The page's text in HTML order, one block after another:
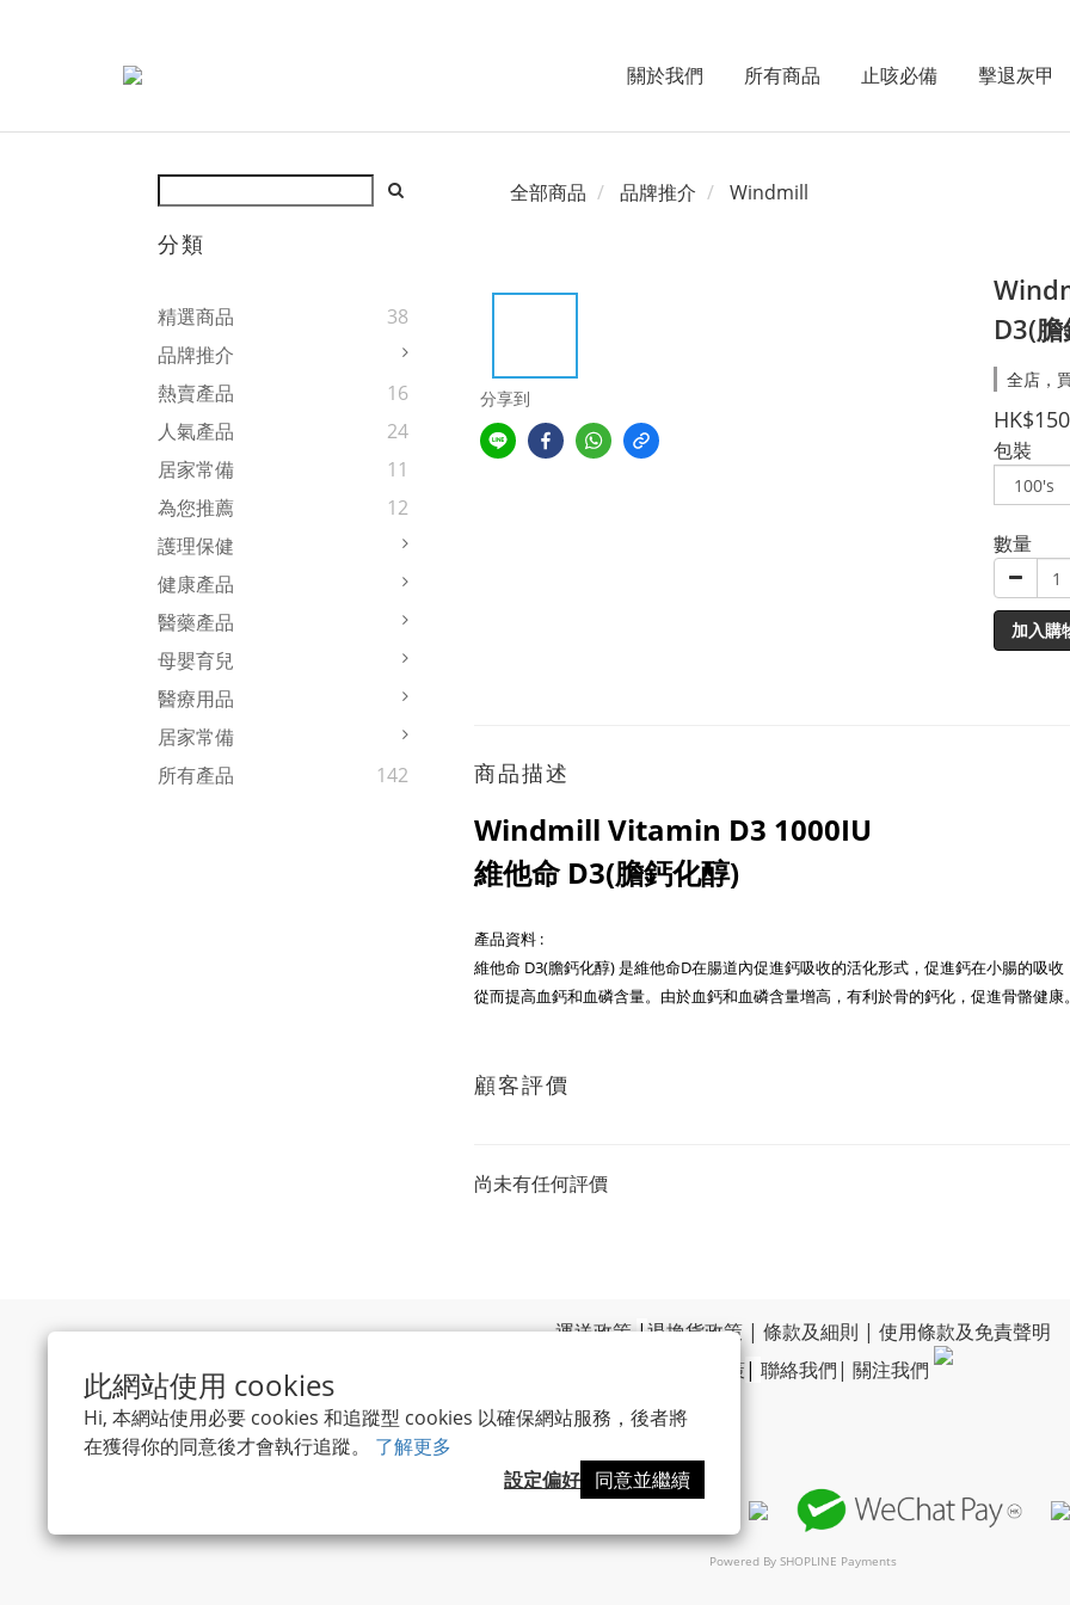
此網站使用 cookies
Hi, 本網站使用必要 cookies 和追蹤型 cookies 以確保網站服務，後者將
在獲得你的同意後才會執行追蹤。 了解更多
設定偏好 同意並繼續
關於我們 所有商品 止咳必備 擊退灰甲
分類
精選商品
38
品牌推介
熱賣產品
16
人氣產品
24
居家常備
11
為您推薦
12
護理保健
健康產品
醫藥產品
母嬰育兒
醫療用品
居家常備
所有產品
142
全部商品 品牌推介 Windmill
分享到
D3(
全店，
包裝
數量
加入購
商品描述
Windmill Vitamin D3 1000IU
維他命 D3(膽鈣化醇)
產品資料 :
維他命 D3(膽鈣化醇) 是維他命D在腸道內促進鈣吸收的活化形式，促進鈣在小腸的吸收
從而提高血鈣和血磷含量。由於血鈣和血磷含量增高，有利於骨的鈣化，促進骨骼健康。
顧客評價
尚未有任何評價
運送政策|退換貨政策| 條款及細則 | 使用條款及免責聲明
私隱政策| 聯絡我們| 關注我們
Powered By SHOPLINE Payments